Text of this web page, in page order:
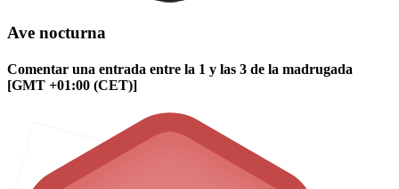
Ave nocturna
Comentar una entrada entre la 1 y las 3 de la madrugada
[GMT +01:00 (CET)]